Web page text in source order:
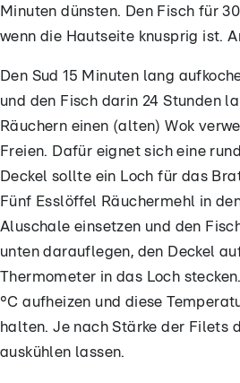
Minuten dünsten. Den Fisch für
wenn die Hautseite knusprig ist.
Den Sud 15 Minuten lang
und den Fisch darin 24 Stunden
Räuchern einen (alten) Wok
Freien. Dafür eignet sich eine
Deckel sollte ein Loch für das
Fünf Esslöffel Räuchermehl in
Aluschale einsetzen und den
unten darauflegen, den Deckel
Thermometer in das Loch
°C aufheizen und diese
halten. Je nach Stärke der Filets
auskühlen lassen.